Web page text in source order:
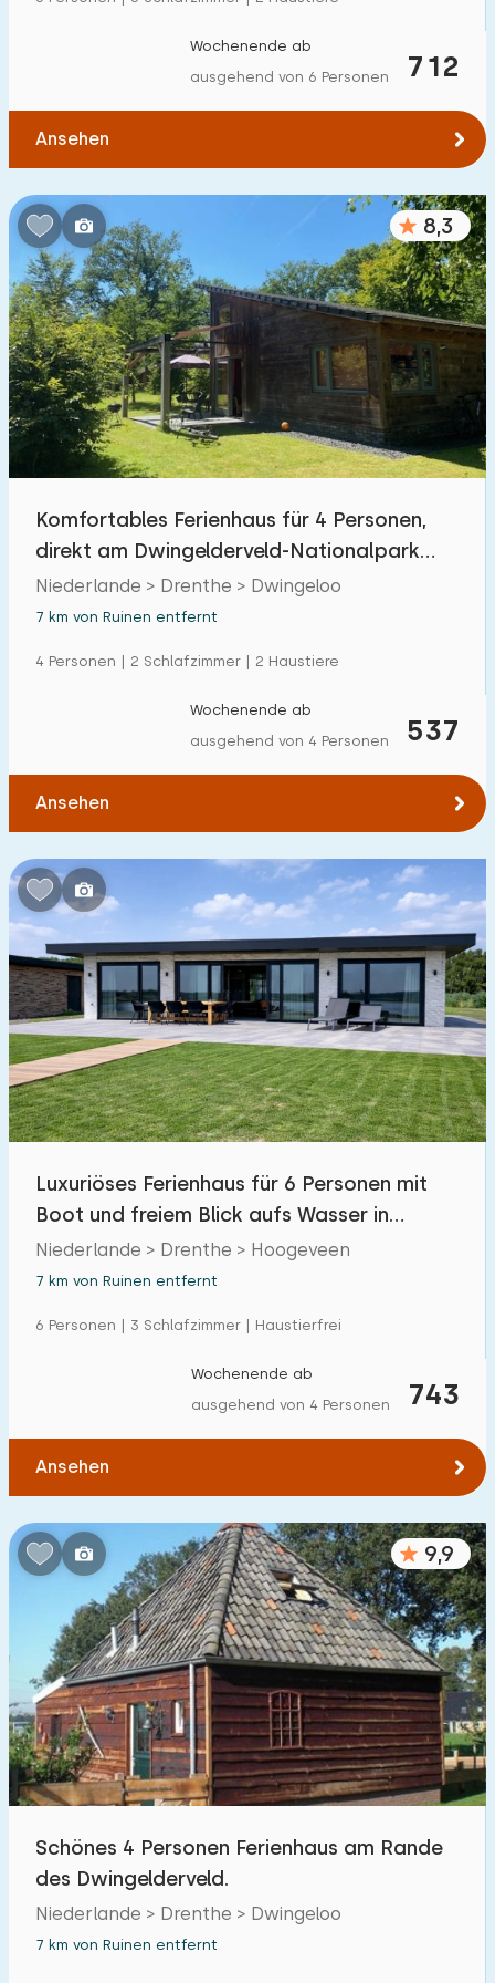
10 20
Zum Wasser
Zu öffentlichen Verkehrsmitteln (max. km):
0,2 0,5 1 2 5
Unterkunft
Nicht im Ferienpark
Im Ferienpark 4
Einfamilienhaus
Ferienbauernhof
Kinderfreundlich
Kindermöbel
Eingezäunter Garten 3
Spielgeräte im Garten 1
Hallenbad 0
Freibad 0
Kinderanimation 0
Kindereinrichtungen im Park 0
Zugänglichkeit
Rollstuhlgerecht
Hilfsmittel
712
Wochenende ab
ausgehend von 6 Personen
Ansehen
8,3
Komfortables Ferienhaus für 4 Personen,
direkt am Dwingelderveld-Nationalpark
gelegen.
Niederlande > Drenthe > Dwingeloo
7 km von Ruinen entfernt
4 Personen | 2 Schlafzimmer | 2 Haustiere
537
Wochenende ab
ausgehend von 4 Personen
Ansehen
Luxuriöses Ferienhaus für 6 Personen mit
Boot und freiem Blick aufs Wasser in
Hoogeveen
Niederlande > Drenthe > Hoogeveen
7 km von Ruinen entfernt
6 Personen | 3 Schlafzimmer | Haustierfrei
743
Wochenende ab
ausgehend von 4 Personen
Ansehen
9,9
Schönes 4 Personen Ferienhaus am Rande
des Dwingelderveld.
Niederlande > Drenthe > Dwingeloo
7 km von Ruinen entfernt